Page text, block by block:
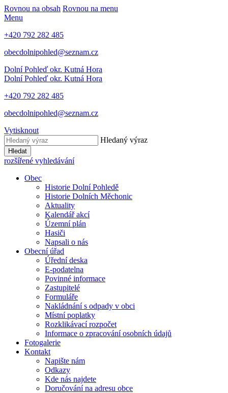
Rovnou na obsah Rovnou na menu
Menu
+420 792 282 485
obecdolnipohled@seznam.cz
Dolní Pohleď okr. Kutná Hora
Dolní Pohleď okr. Kutná Hora
+420 792 282 485
obecdolnipohled@seznam.cz
Vytisknout
Hledaný výraz
Hledat
rozšířené vyhledávání
Obec
Historie Dolní Pohledě
Historie Dolních Měchonic
Aktuality
Kalendář akcí
Územní plán
Hasiči
Napsali o nás
Obecní úřad
Úřední deska
E-podatelna
Povinné informace
Zastupitelé
Formuláře
Nakládnání s odpady v obci
Místní poplatky
Rozklikávací rozpočet
Informace o zpracování osobních údajů
Fotogalerie
Kontakt
Napište nám
Odkazy
Kde nás najdete
Doručování na adresu obce